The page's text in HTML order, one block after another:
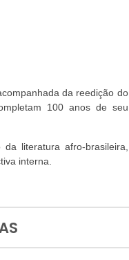
da reedição do
100 anos de seu
literatura afro-brasileira,
interna.